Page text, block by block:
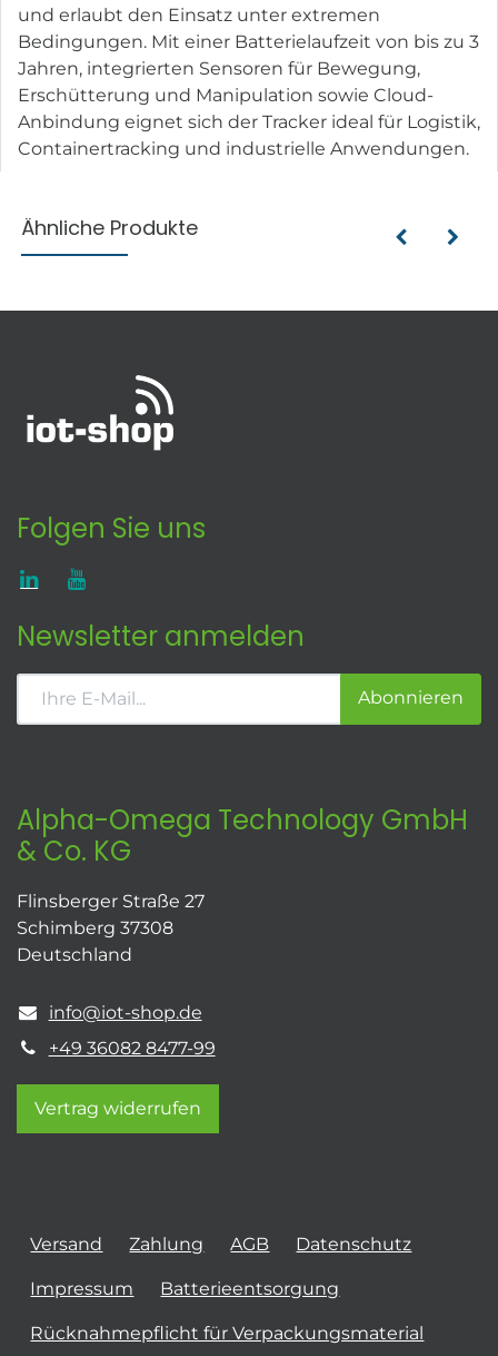
und erlaubt den Einsatz unter extremen
Bedingungen. Mit einer Batterielaufzeit von bis zu 3
Jahren, integrierten Sensoren für Bewegung,
Erschütterung und Manipulation sowie Cloud-
Anbindung eignet sich der Tracker ideal für Logistik,
Containertracking und industrielle Anwendungen.
Ähnliche Produkte
Folgen Sie uns
Newsletter anmelden
Abonnieren
Alpha-Omega Technology GmbH
& Co. KG
Flinsberger Straße 27
Schimberg 37308
Deutschland
info@iot-shop.de
+49 36082 8477-99
Vertrag widerrufen
Versand Zahlung AGB Datenschutz
Impressum Batterieentsorgung
Rücknahmepflicht für Verpackungsmaterial